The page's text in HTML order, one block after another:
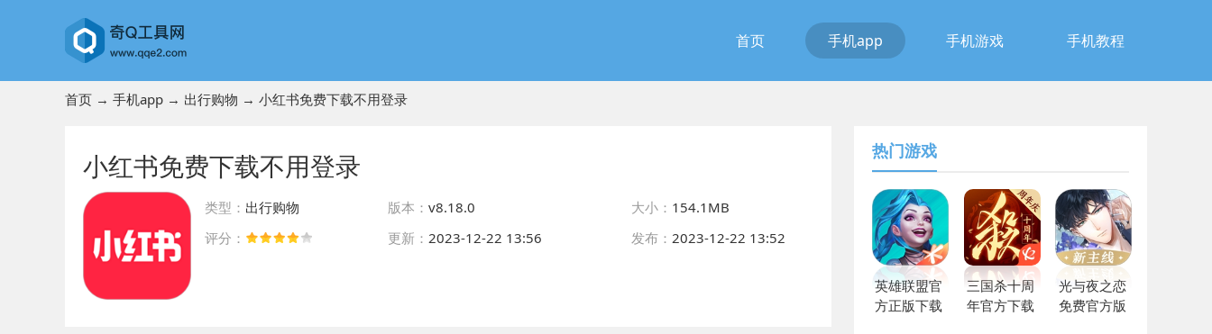
首页 手机app 手机游戏 手机教程
首页 → 手机app → 出行购物 → 小红书免费下载不用登录
小红书免费下载不用登录
类型： 出行购物 版本： v8.18.0 大小： 154.1MB
评分：
更新： 2023-12-22 13:56 发布： 2023-12-22 13:52
热门游戏
英雄联盟官
方正版下载
三国杀十周
年官方下载
光与夜之恋
免费官方版